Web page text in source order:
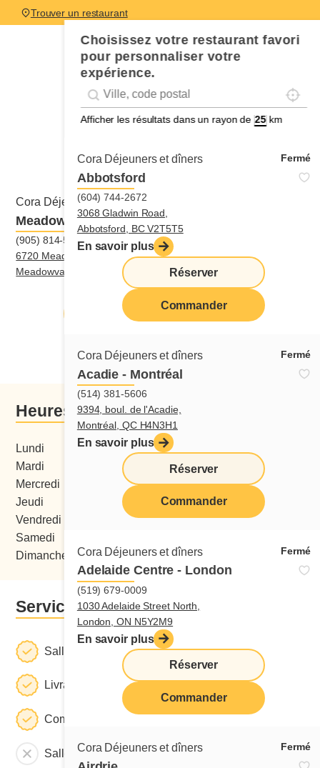
Choisissez votre restaurant favori
pour personnaliser votre
expérience.
Geolocation
Géolocalisation
Afficher les résultats dans un rayon de km
Cora Déjeuners et dîners Fermé
Abbotsford
(604) 744-2672
3068 Gladwin Road,
Abbotsford, BC V2T5T5
En savoir plus
Réserver
Commander
Cora Déjeuners et dîners Fermé
Acadie - Montréal
(514) 381-5606
9394, boul. de l'Acadie,
Montréal, QC H4N3H1
En savoir plus
Réserver
Commander
Cora Déjeuners et dîners Fermé
Adelaide Centre - London
(519) 679-0009
1030 Adelaide Street North,
London, ON N5Y2M9
En savoir plus
Réserver
Commander
Cora Déjeuners et dîners Fermé
Trouver un restaurant
Cora Déjeuners et dîners
Meadowvale
(905) 814-5225
6720 Meadowvale Town Centre Circle,
Meadowvale, ON L5N4B7
Itinéraire|(905) 814-5225
Commander de ce restaurant
Heures d'ouverture
Lundi
06:00 - 15:00
Mardi
06:00 - 15:00
Mercredi
06:00 - 15:00
Jeudi
06:00 - 15:00
Vendredi
06:00 - 15:00
Samedi
Dimanche
07:00 - 15:00
Services
Salle à manger
Livraison
Commande à emporter
Salle de réunion